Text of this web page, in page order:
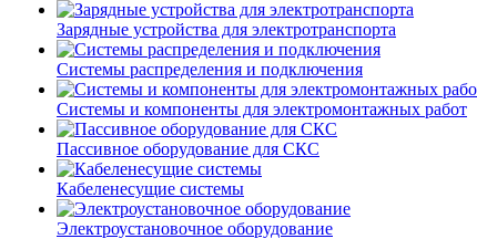
Зарядные устройства для электротранспорта
Системы распределения и подключения
Системы и компоненты для электромонтажных работ
Пассивное оборудование для СКС
Кабеленесущие системы
Электроустановочное оборудование